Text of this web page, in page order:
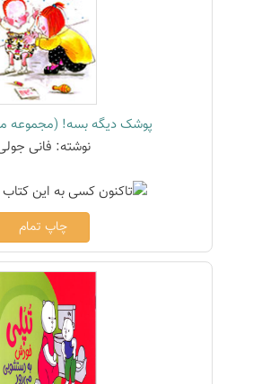
پوشک دیگه بسه! (مجموعه
نوشته: فانی
چاپ تمام